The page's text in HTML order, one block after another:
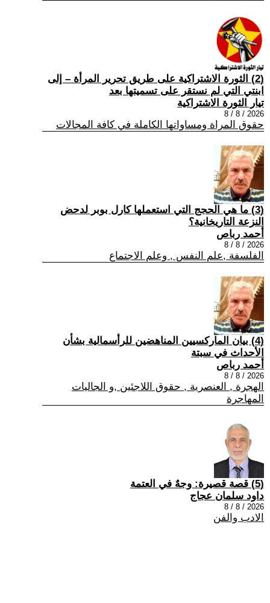
(2) الثورة الاشتراكية على طريق تحرير المرأة – إلى
ابنتي التي لم نستقر على تسميتها بعد
تيار الثورة الاشتراكية
2026 / 8 / 8
حقوق المراة ومساواتها الكاملة في كافة المجالات
(3) ما هي الحجج التي استعملها كارل بوبر لدحض
النزعة التاريخانية؟
أحمد رباص
2026 / 8 / 8
الفلسفة ,علم النفس , وعلم الاجتماع
(4) بيان الماركسيين المناهضين للرأسمالية بشأن
الأحداث في سبتة
أحمد رباص
2026 / 8 / 8
الهجرة , العنصرية , حقوق اللاجئين ,و الجاليات
المهاجرة
(5) قصة قصيرة: وجهٌ في العتمة
داود سلمان عجاج
2026 / 8 / 8
الادب والفن